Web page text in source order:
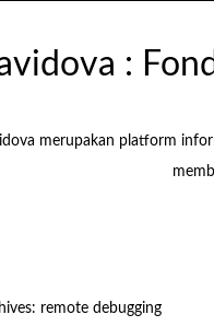
:
merupakan platform
remote debugging